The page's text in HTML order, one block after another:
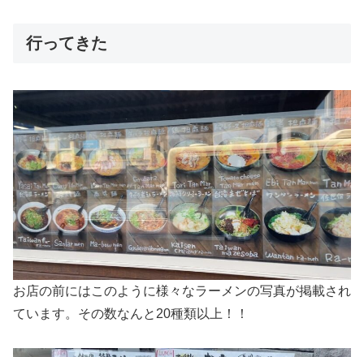
行ってきた
お店の前にはこのように様々なラーメンの写真が掲載され
ています。その数なんと20種類以上！！